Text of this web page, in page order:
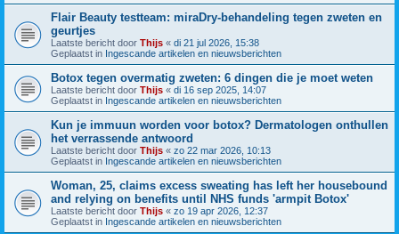
Flair Beauty testteam: miraDry-behandeling tegen zweten en
geurtjes
Laatste bericht door Thijs « di 21 jul 2026, 15:38
Geplaatst in Ingescande artikelen en nieuwsberichten
Botox tegen overmatig zweten: 6 dingen die je moet weten
Laatste bericht door Thijs « di 16 sep 2025, 14:07
Geplaatst in Ingescande artikelen en nieuwsberichten
Kun je immuun worden voor botox? Dermatologen onthullen
het verrassende antwoord
Laatste bericht door Thijs « zo 22 mar 2026, 10:13
Geplaatst in Ingescande artikelen en nieuwsberichten
Woman, 25, claims excess sweating has left her housebound
and relying on benefits until NHS funds 'armpit Botox'
Laatste bericht door Thijs « zo 19 apr 2026, 12:37
Geplaatst in Ingescande artikelen en nieuwsberichten